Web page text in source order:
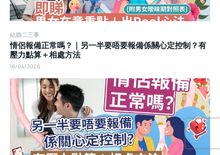
結婚二三事
情侶報備正常嗎？｜另一半要唔要報備係關心定控制？有
壓力點算＋相處方法
16/04/2026